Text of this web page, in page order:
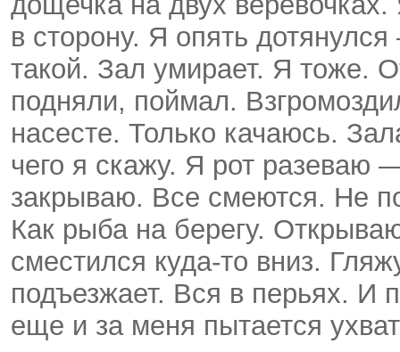
в сторону. Я опять
такой. Зал умирает. Я тоже.
подняли, поймал.
насесте. Только качаюсь.
чего я скажу. Я рот разеваю
закрываю. Все смеются. Не
Как рыба на берегу.
сместился куда-то вниз.
подъезжает. Вся в перьях. И
еще и за меня пытается